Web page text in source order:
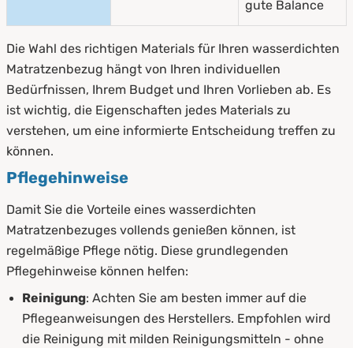
gute Balance
Die Wahl des richtigen Materials für Ihren wasserdichten
Matratzenbezug hängt von Ihren individuellen
Bedürfnissen, Ihrem Budget und Ihren Vorlieben ab. Es
ist wichtig, die Eigenschaften jedes Materials zu
verstehen, um eine informierte Entscheidung treffen zu
können.
Pflegehinweise
Damit Sie die Vorteile eines wasserdichten
Matratzenbezuges vollends genießen können, ist
regelmäßige Pflege nötig. Diese grundlegenden
Pflegehinweise können helfen:
Reinigung: Achten Sie am besten immer auf die
Pflegeanweisungen des Herstellers. Empfohlen wird
die Reinigung mit milden Reinigungsmitteln - ohne